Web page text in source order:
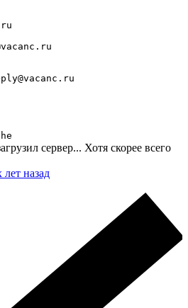
сервер... Хотя скорее всего
лет назад